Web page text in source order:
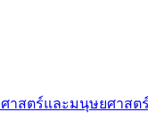
งคมศาสตร์และมนุษยศ